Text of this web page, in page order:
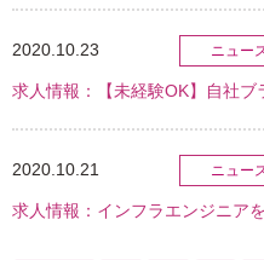
2020.10.23 ニュー
求人情報：【未経験OK】自社ブ
2020.10.21 ニュー
求人情報：インフラエンジニア